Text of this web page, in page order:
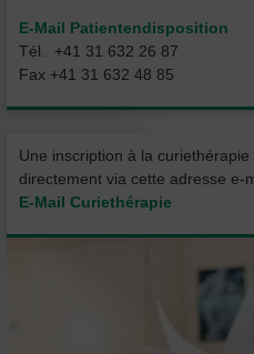
E-Mail Patientendisposition
Tél. +41 31 632 26 87
Fax +41 31 632 48 85
Une inscription à la
directement via cette adresse e-
E-Mail Curiethérapie